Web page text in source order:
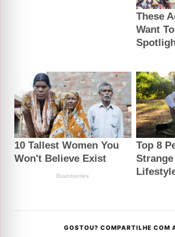
GOSTOU? COMPARTILHE COM